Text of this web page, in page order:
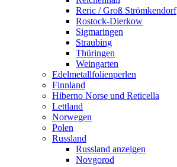
Reric / Groß Strömkendorf
Rostock-Dierkow
Sigmaringen
Straubing
Thüringen
Weingarten
Edelmetallfolienperlen
Finnland
Hiberno Norse und Reticella
Lettland
Norwegen
Polen
Russland
Russland anzeigen
Novgorod